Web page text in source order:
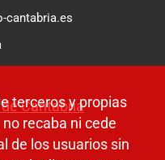
cantabria.es
Cantabria
terceros y propias
recaba ni cede
de los usuarios sin